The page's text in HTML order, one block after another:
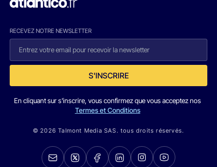
RECEVEZ NOTRE NEWSLETTER
S'INSCRIRE
En cliquant sur s'inscrire, vous confirmez que vous acceptez nos
Termes et Conditions
© 2026 Talmont Media SAS. tous droits réservés.